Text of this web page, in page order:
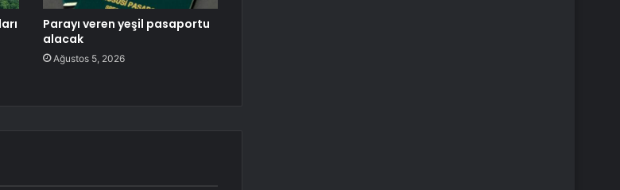
Parayı veren yeşil pasaportu
alacak
Ağustos 5, 2026